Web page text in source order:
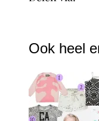
Ook heel